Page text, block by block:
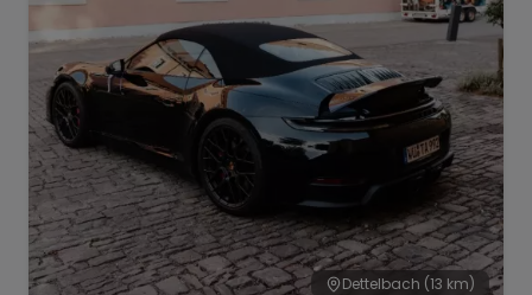
Tesla Chevrolet Dodge
Bentley Rolls Royce Aston Martin
Dettelbach (13 km)